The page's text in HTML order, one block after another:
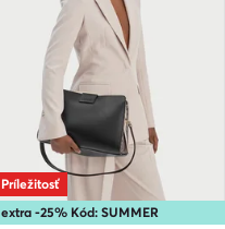
extra -25% Kód: SUMMER
Príležitosť